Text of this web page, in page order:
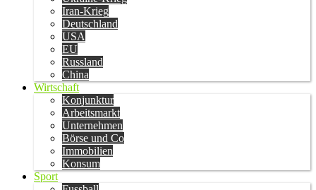
Iran-Krieg
Deutschland
USA
EU
Russland
China
Wirtschaft
Konjunktur
Arbeitsmarkt
Unternehmen
Börse und Co
Immobilien
Konsum
Sport